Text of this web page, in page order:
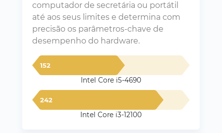
computador de secretária ou portátil
até aos seus limites e determina com
precisão os parâmetros-chave de
desempenho do hardware.
152
Intel Core i5-4690
242
Intel Core i3-12100